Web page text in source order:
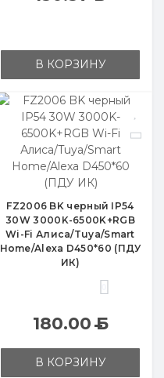
В КОРЗИНУ
FZ2006 BK черный IP54
30W 3000K-6500K+RGB
Wi-Fi Алиса/Tuya/Smart
Home/Alexa D450*60 (ПДУ
ИК)
180.00Б
В КОРЗИНУ